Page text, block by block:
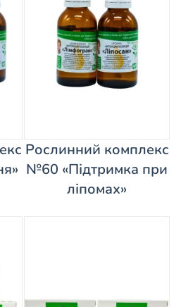
Рослинний комплекс
№60 «Підтримка при
ліпомах»